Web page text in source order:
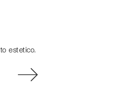
estetico.